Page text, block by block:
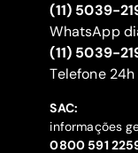
(11) 5039-
WhatsApp
(11) 5039-
‍Telefone
SAC:
informações
‍0800 591